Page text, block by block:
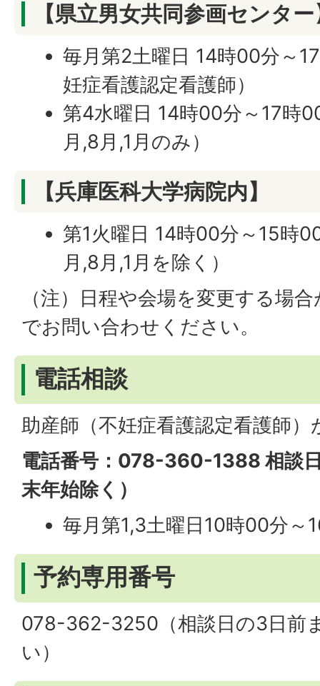
【県立男女共同参画センター
毎月第2土曜日 14時00分～
妊症看護認定看護師）
第4水曜日 14時00分～17時
月,8月,1月のみ）
【兵庫医科大学病院内】
第1火曜日 14時00分～15時
月,8月,1月を除く）
（注）日程や会場を変更する場
でお問い合わせください。
電話相談
助産師（不妊症看護認定看護師
電話番号：078-360-1388 相談
末年始除く）
毎月第1,3土曜日10時00分～
予約専用番号
078-362-3250（相談日の3日前
い）